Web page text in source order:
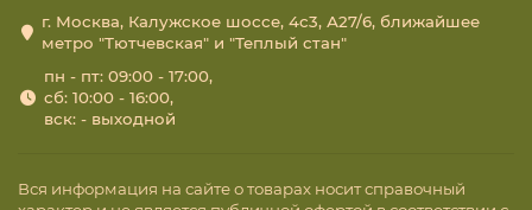
г. Москва, Калужское шоссе, 4с3, А27/6, ближайшее
метро "Тютчевская" и "Теплый стан"
пн - пт: 09:00 - 17:00,
сб: 10:00 - 16:00,
вск: - выходной
Вся информация на сайте о товарах носит справочный